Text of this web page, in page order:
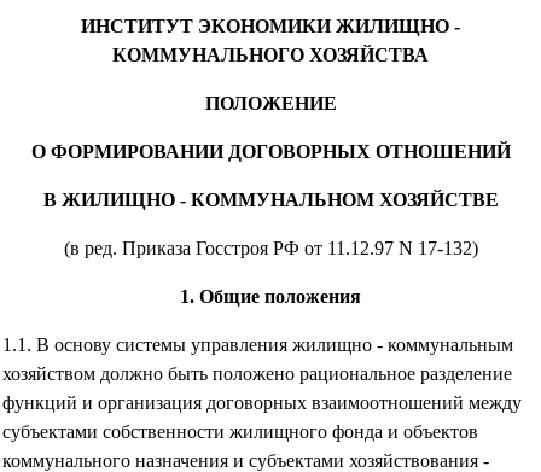
ИНСТИТУТ ЭКОНОМИКИ ЖИЛИЩНО -
КОММУНАЛЬНОГО ХОЗЯЙСТВА
ПОЛОЖЕНИЕ
О ФОРМИРОВАНИИ ДОГОВОРНЫХ ОТНОШЕНИЙ
В ЖИЛИЩНО - КОММУНАЛЬНОМ ХОЗЯЙСТВЕ
(в ред. Приказа Госстроя РФ от 11.12.97 N 17-132)
1. Общие положения
1.1. В основу системы управления жилищно - коммунальным
хозяйством должно быть положено рациональное разделение
функций и организация договорных взаимоотношений между
субъектами собственности жилищного фонда и объектов
коммунального назначения и субъектами хозяйствования -